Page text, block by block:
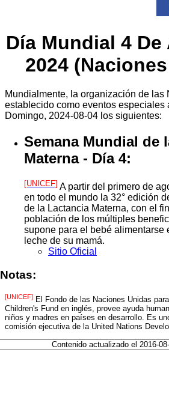
Día Mundial 4
2024
Mundialmente, la organización de las
establecido como eventos especiales
Domingo, 2024-08-04 los siguientes:
Semana Mundial de
Materna - Día 4:
[UNICEF] A partir del primero de
en todo el mundo la 32° edición
de la Lactancia Materna, con el
población de los múltiples
supone para el bebé alimentarse
leche de su mamá.
Sitio Oficial
Notas:
[UNICEF] El Fondo de las Naciones Unidas
Children's Fund en inglés, provee ayuda
niños y madres en países en desarrollo. Es
comisión ejecutiva de la United Nations
Contenido actualizado el 2016-